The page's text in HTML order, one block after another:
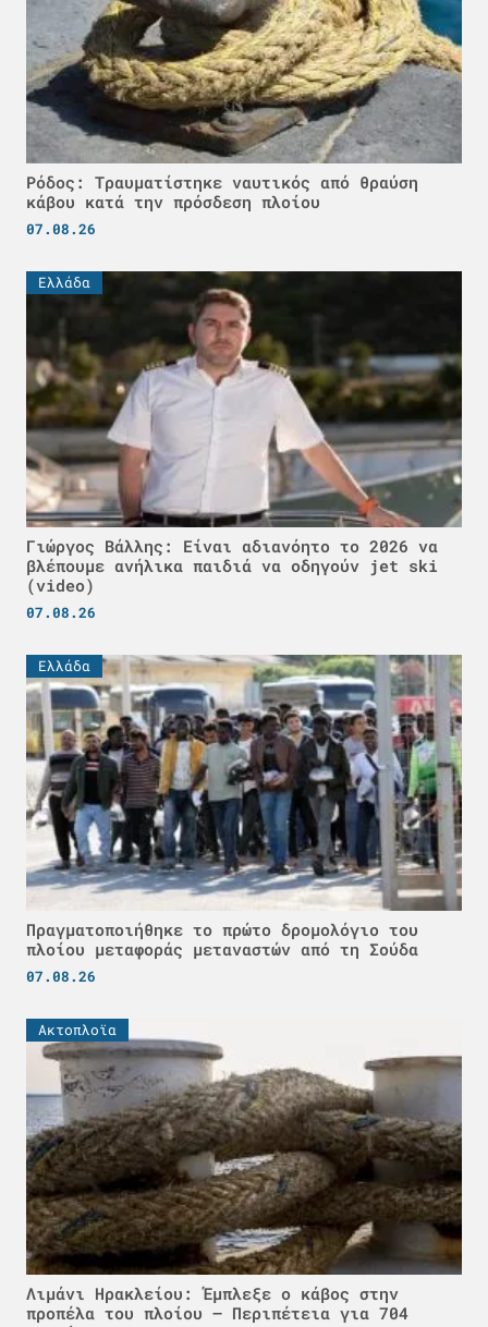
Ρόδος: Τραυματίστηκε ναυτικός από θραύση
κάβου κατά την πρόσδεση πλοίου
07.08.26
Ελλάδα
Γιώργος Βάλλης: Είναι αδιανόητο το 2026 να
βλέπουμε ανήλικα παιδιά να οδηγούν jet ski
(video)
07.08.26
Ελλάδα
Πραγματοποιήθηκε το πρώτο δρομολόγιο του
πλοίου μεταφοράς μεταναστών από τη Σούδα
07.08.26
Ακτοπλοϊα
Λιμάνι Ηρακλείου: Έμπλεξε ο κάβος στην
προπέλα του πλοίου – Περιπέτεια για 704